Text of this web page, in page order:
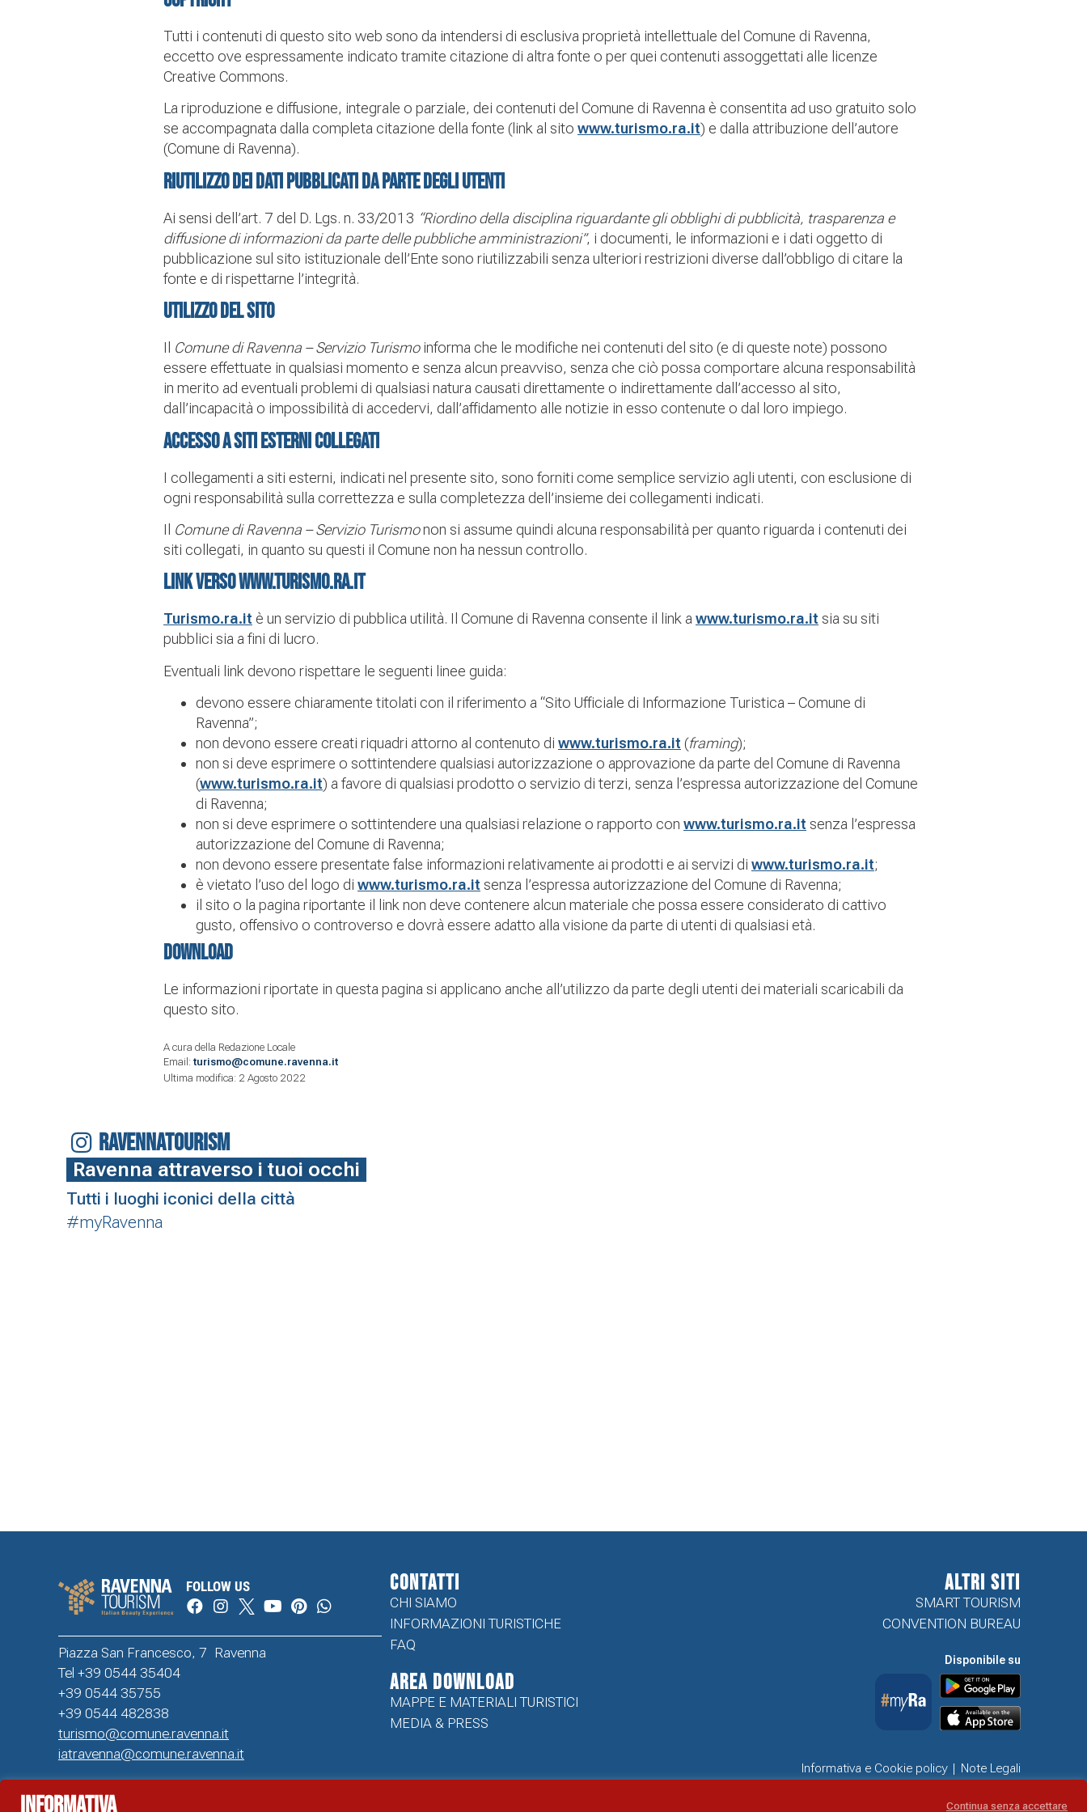
Tutti i contenuti di questo sito web sono da intendersi di esclusiva proprietà intellettuale del Comune di Ravenna,
eccetto ove espressamente indicato tramite citazione di altra fonte o per quei contenuti assoggettati alle licenze
Creative Commons.
La riproduzione e diffusione, integrale o parziale, dei contenuti del Comune di Ravenna è consentita ad uso gratuito solo
se accompagnata dalla completa citazione della fonte (link al sito www.turismo.ra.it) e dalla attribuzione dell’autore
(Comune di Ravenna).
Riutilizzo dei dati pubblicati da parte degli utenti
Ai sensi dell’art. 7 del D. Lgs. n. 33/2013 “Riordino della disciplina riguardante gli obblighi di pubblicità, trasparenza e
diffusione di informazioni da parte delle pubbliche amministrazioni”, i documenti, le informazioni e i dati oggetto di
pubblicazione sul sito istituzionale dell’Ente sono riutilizzabili senza ulteriori restrizioni diverse dall’obbligo di citare la
fonte e di rispettarne l’integrità.
Utilizzo del sito
Il Comune di Ravenna – Servizio Turismoinforma che le modifiche nei contenuti del sito (e di queste note) possono
essere effettuate in qualsiasi momento e senza alcun preavviso, senza che ciò possa comportare alcuna responsabilità
in merito ad eventuali problemi di qualsiasi natura causati direttamente o indirettamente dall’accesso al sito,
dall’incapacità o impossibilità di accedervi, dall’affidamento alle notizie in esso contenute o dal loro impiego.
Accesso a siti esterni collegati
I collegamenti a siti esterni, indicati nel presente sito, sono forniti come semplice servizio agli utenti, con esclusione di
ogni responsabilità sulla correttezza e sulla completezza dell’insieme dei collegamenti indicati.
Il Comune di Ravenna – Servizio Turismonon si assume quindi alcuna responsabilità per quanto riguarda i contenuti dei
siti collegati, in quanto su questi il Comune non ha nessun controllo.
Link verso www.turismo.ra.it
Turismo.ra.it è un servizio di pubblica utilità. Il Comune di Ravenna consente il link awww.turismo.ra.it sia su siti
pubblici sia a fini di lucro.
Eventuali link devono rispettare le seguenti linee guida:
devono essere chiaramente titolati con il riferimento a “Sito Ufficiale di Informazione Turistica – Comune di
Ravenna”;
non devono essere creati riquadri attorno al contenuto di www.turismo.ra.it (framing);
non si deve esprimere o sottintendere qualsiasi autorizzazione o approvazione da parte del Comune di Ravenna
(www.turismo.ra.it) a favore di qualsiasi prodotto o servizio di terzi, senza l’espressa autorizzazione del Comune
di Ravenna;
non si deve esprimere o sottintendere una qualsiasi relazione o rapporto con www.turismo.ra.it senza l’espressa
autorizzazione del Comune di Ravenna;
non devono essere presentate false informazioni relativamente ai prodotti e ai servizi di www.turismo.ra.it;
è vietato l’uso del logo di www.turismo.ra.it senza l’espressa autorizzazione del Comune di Ravenna;
il sito o la pagina riportante il link non deve contenere alcun materiale che possa essere considerato di cattivo
gusto, offensivo o controverso e dovrà essere adatto alla visione da parte di utenti di qualsiasi età.
Download
Le informazioni riportate in questa pagina si applicano anche all’utilizzo da parte degli utenti dei materiali scaricabili da
questo sito.
A cura della Redazione Locale
Email: turismo@comune.ravenna.it
Ultima modifica: 2 Agosto 2022
RAVENNATOURISM
Ravenna attraverso i tuoi occhi
Tutti i luoghi iconici della città
#myRavenna
FOLLOW US
Piazza San Francesco, 7 Ravenna
Tel +39 0544 35404
+39 0544 35755
+39 0544 482838
turismo@comune.ravenna.it
iatravenna@comune.ravenna.it
CONTATTI
CHI SIAMO
INFORMAZIONI TURISTICHE
FAQ
Area Download
MAPPE E MATERIALI TURISTICI
MEDIA & PRESS
ALTRI SITI
SMART TOURISM
CONVENTION BUREAU
Disponibile su
Informativa e Cookie policy
Note Legali
Informativa Continua senza accettare